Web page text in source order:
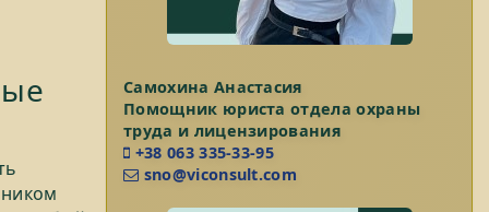
Самохина Анастасия
Помощник юриста отдела охраны
труда и лицензирования
+38 063 335-33-95
sno@viconsult.com